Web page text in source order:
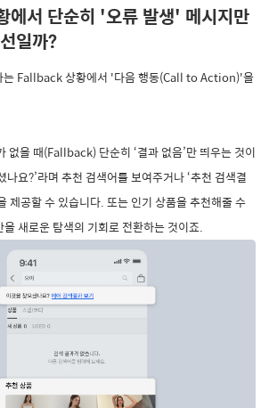
서 단순히 '오류 발생' 메시지만
일까?
는 Fallback 상황에서 '다음 행동(Call to Action)'을
없을 때(Fallback) 단순히 ‘결과 없음’만 띄우는 것이
나요?’라며 추천 검색어를 보여주거나 ‘추천 검색결
제공할 수 있습니다. 또는 인기 상품을 추천해줄 수
새로운 탐색의 기회로 전환하는 것이죠.